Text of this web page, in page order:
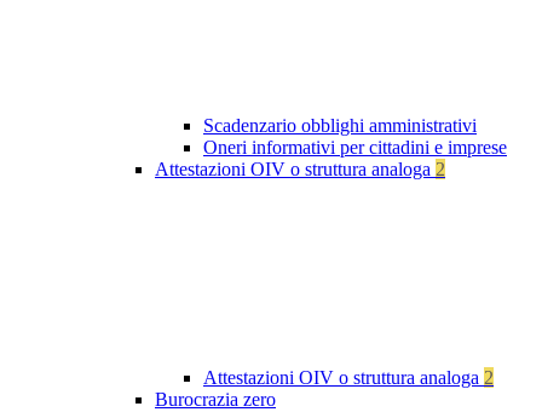
Scadenzario obblighi amministrativi
Oneri informativi per cittadini e imprese
Attestazioni OIV o struttura analoga 2
Attestazioni OIV o struttura analoga 2
Burocrazia zero